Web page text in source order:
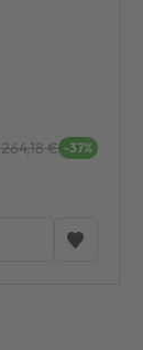
€ -37%